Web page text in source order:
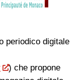
periodico digitale
) che propone